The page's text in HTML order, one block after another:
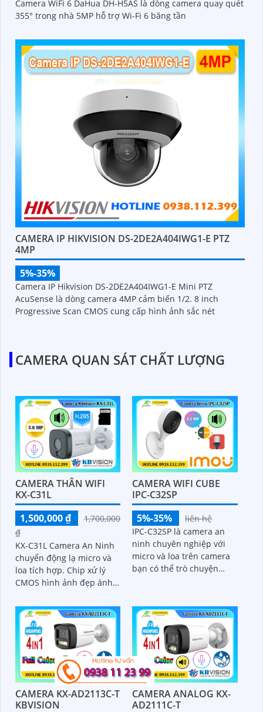
Camera WiFi 6 DaHua DH-H5AS là dòng camera quay quét
355° trong nhà 5MP hỗ trợ Wi-Fi 6 băng tần
CAMERA IP HIKVISION DS-2DE2A404IWG1-E PTZ
4MP
5%-35%
Camera IP Hikvision DS-2DE2A404IWG1-E Mini PTZ
AcuSense là dòng camera 4MP cảm biến 1/2. 8 inch
Progressive Scan CMOS cung cấp hình ảnh sắc nét
CAMERA QUAN SÁT CHẤT LƯỢNG
CAMERA THÂN WIFI
KX-C31L
1,500,000 ₫
1,700,000
₫
KX-C31L Camera An Ninh
chuyển động lạ micro và
loa tích hợp. Chip xử lý
CMOS hình ảnh đẹp ánh
ảnh đêm Full Color 30m IP
Wifi lưu trữ 256GB
CAMERA WIFI CUBE
IPC-C32SP
5%-35%
liên hệ
IPC-C32SP là camera an
ninh chuyên nghiệp với
micro và loa trên camera
bạn có thể trò chuyện
cắm thẻ nhớ Micro SD
dung lượng lớn
CAMERA KX-AD2113C-T
KBVISION
CAMERA ANALOG KX-
AD2111C-T